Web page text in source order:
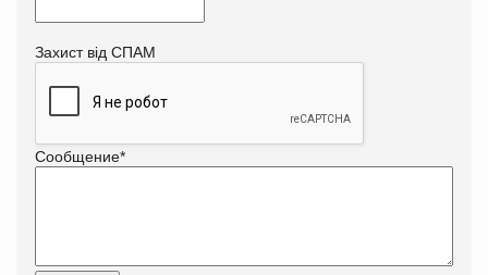
Захист від СПАМ
Сообщение*